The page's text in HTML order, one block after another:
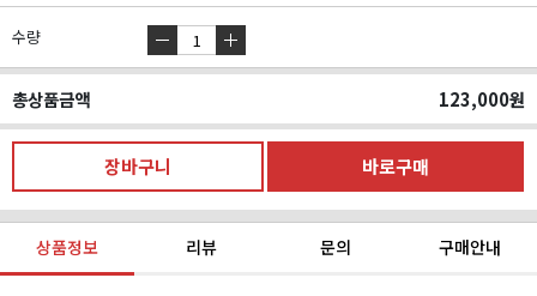
수량
총상품금액 123,000원
상품정보 리뷰 문의 구매안내